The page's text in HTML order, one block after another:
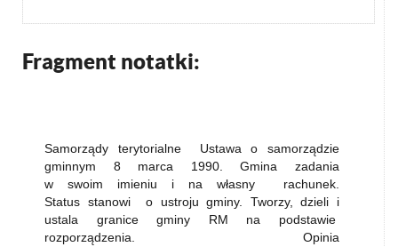
Fragment notatki:
Samorządy terytorialne Ustawa o samorządzie
gminnym 8 marca 1990. Gmina zadania
w swoim imieniu i na własny rachunek.
Status stanowi o ustroju gminy. Tworzy, dzieli i
ustala granice gminy RM na podstawie
rozporządzenia. Opinia